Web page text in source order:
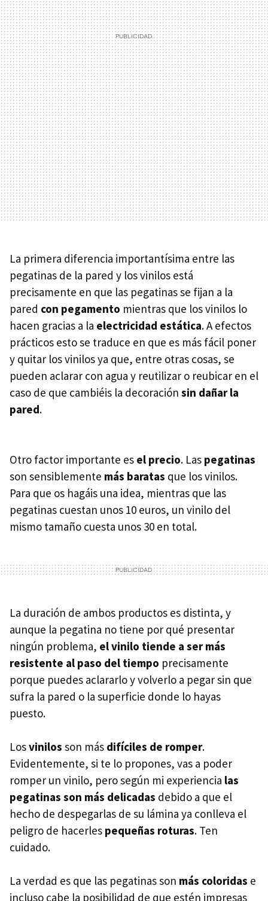
La primera diferencia importantísima entre las
pegatinas de la pared y los vinilos está
precisamente en que las pegatinas se fijan a la
pared con pegamento mientras que los vinilos lo
hacen gracias a la electricidad estática. A efectos
prácticos esto se traduce en que es más fácil poner
y quitar los vinilos ya que, entre otras cosas, se
pueden aclarar con agua y reutilizar o reubicar en el
caso de que cambiéis la decoración sin dañar la
pared.
Otro factor importante es el precio. Las pegatinas
son sensiblemente más baratas que los vinilos.
Para que os hagáis una idea, mientras que las
pegatinas cuestan unos 10 euros, un vinilo del
mismo tamaño cuesta unos 30 en total.
La duración de ambos productos es distinta, y
aunque la pegatina no tiene por qué presentar
ningún problema, el vinilo tiende a ser más
resistente al paso del tiempo precisamente
porque puedes aclararlo y volverlo a pegar sin que
sufra la pared o la superficie donde lo hayas
puesto.
Losvinilos son más difíciles de romper.
Evidentemente, si te lo propones, vas a poder
romper un vinilo, pero según mi experiencia las
pegatinas son más delicadas debido a que el
hecho de despegarlas de su lámina ya conlleva el
peligro de hacerles pequeñas roturas. Ten
cuidado.
La verdad es que las pegatinas son más coloridas e
incluso cabe la posibilidad de que estén impresas